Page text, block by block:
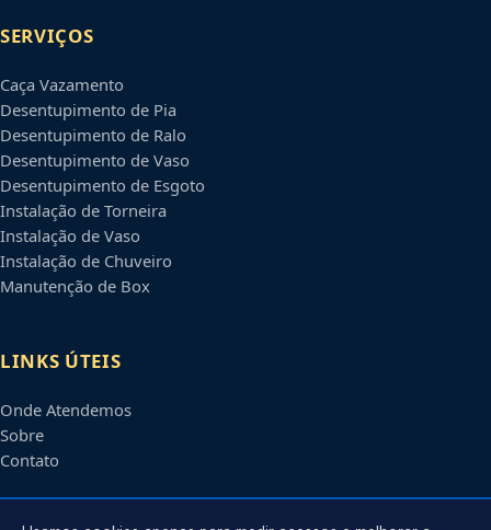
SERVIÇOS
Caça Vazamento
Desentupimento de Pia
Desentupimento de Ralo
Desentupimento de Vaso
Desentupimento de Esgoto
Instalação de Torneira
Instalação de Vaso
Instalação de Chuveiro
Manutenção de Box
LINKS ÚTEIS
Onde Atendemos
Sobre
Contato